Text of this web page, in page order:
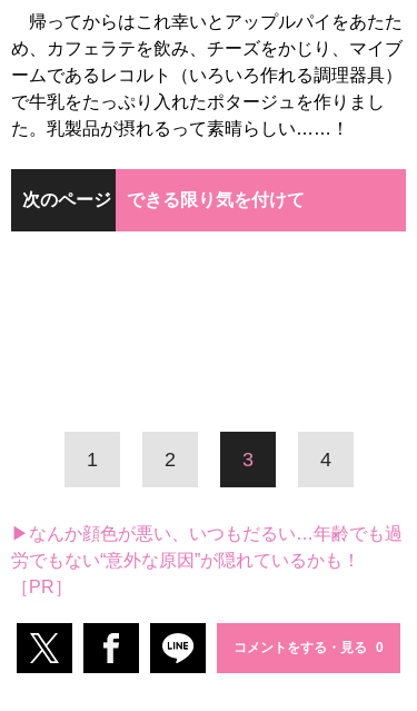
帰ってからはこれ幸いとアップルパイをあたた
め、カフェラテを飲み、チーズをかじり、マイブ
ームであるレコルト（いろいろ作れる調理器具）
で牛乳をたっぷり入れたポタージュを作りまし
た。乳製品が摂れるって素晴らしい……！
次のページ できる限り気を付けて
1 2 3 4
▶なんか顔色が悪い、いつもだるい…年齢でも過
労でもない“意外な原因”が隠れているかも！
［PR］
コメントをする・見る